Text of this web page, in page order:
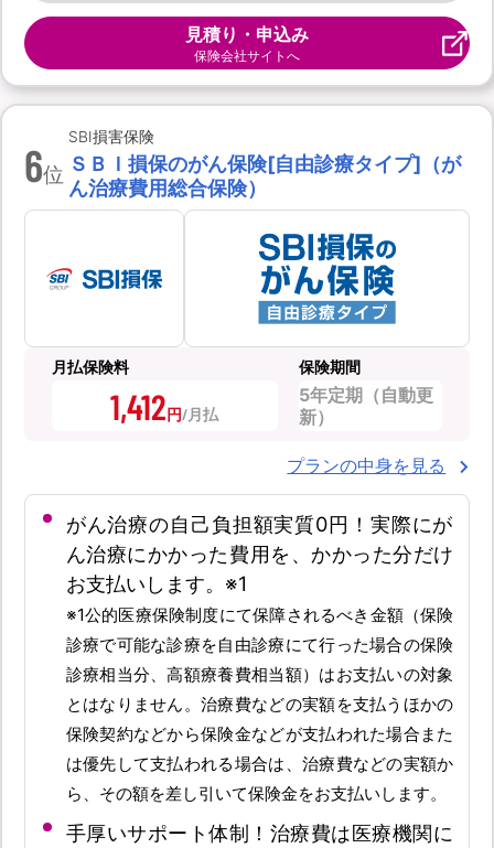
見積り・申込み
保険会社サイトへ
6位
SBI損害保険
ＳＢＩ損保のがん保険[自由診療タイプ]（が
ん治療費用総合保険）
月払保険料
1,412円
保険期間
5年定期（自動更
新）
プランの中身を見る
がん治療の自己負担額実質0円！実際にが
ん治療にかかった費用を、かかった分だけ
お支払いします。※1
※1公的医療保険制度にて保障されるべき金額（保険
診療で可能な診療を自由診療にて行った場合の保険
診療相当分、高額療養費相当額）はお支払いの対象
とはなりません。治療費などの実額を支払うほかの
保険契約などから保険金などが支払われた場合また
は優先して支払われる場合は、治療費などの実額か
ら、その額を差し引いて保険金をお支払いします。
手厚いサポート体制！治療費は医療機関に